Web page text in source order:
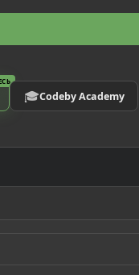
🎓Codeby Academy